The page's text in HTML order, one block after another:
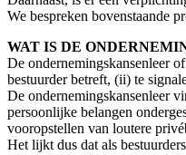
We bespreken bovenstaande
WAT IS DE
De ondernemingskansenleer
bestuurder betreft, (ii) te
De ondernemingskansenleer
persoonlijke belangen
vooropstellen van loutere
Het lijkt dus dat als